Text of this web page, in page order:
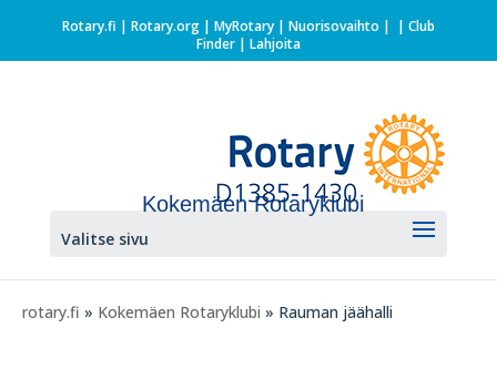
Rotary.fi | Rotary.org| MyRotary | Nuorisovaihto | | Club
Finder| Lahjoita
Kokemäen Rotaryklubi
Valitse sivu
rotary.fi » Kokemäen Rotaryklubi » Rauman jäähalli